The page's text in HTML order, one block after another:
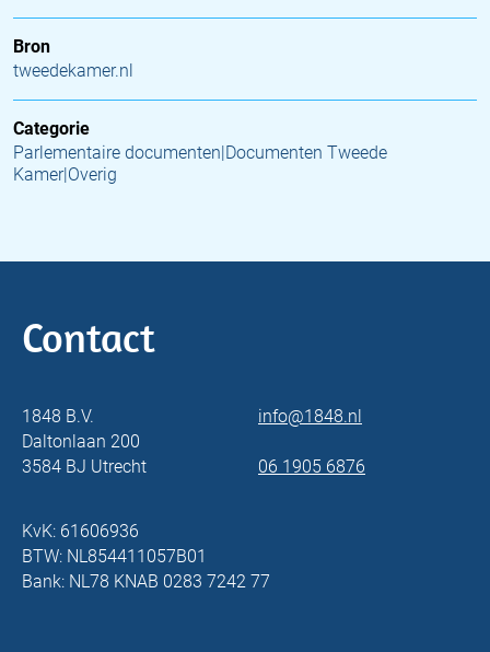
Bron
tweedekamer.nl
Categorie
Parlementaire documenten|Documenten Tweede
Kamer|Overig
Contact
1848 B.V.
Daltonlaan 200
3584 BJ Utrecht
info@1848.nl
06 1905 6876
KvK: 61606936
BTW: NL854411057B01
Bank: NL78 KNAB 0283 7242 77